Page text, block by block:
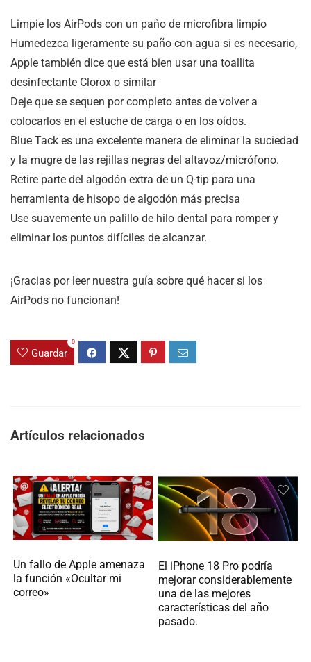
Limpie los AirPods con un paño de microfibra limpio
Humedezca ligeramente su paño con agua si es necesario,
Apple también dice que está bien usar una toallita
desinfectante Clorox o similar
Deje que se sequen por completo antes de volver a
colocarlos en el estuche de carga o en los oídos.
Blue Tack es una excelente manera de eliminar la suciedad
y la mugre de las rejillas negras del altavoz/micrófono.
Retire parte del algodón extra de un Q-tip para una
herramienta de hisopo de algodón más precisa
Use suavemente un palillo de hilo dental para romper y
eliminar los puntos difíciles de alcanzar.
¡Gracias por leer nuestra guía sobre qué hacer si los
AirPods no funcionan!
Guardar
0
Artículos relacionados
Un fallo de Apple amenaza
la función «Ocultar mi
correo»
El iPhone 18 Pro podría
mejorar considerablemente
una de las mejores
características del año
pasado.